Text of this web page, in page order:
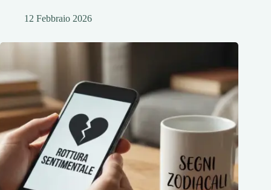
12 Febbraio 2026